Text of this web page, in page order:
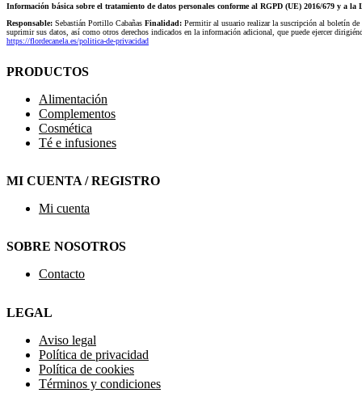
Información básica sobre el tratamiento de datos personales conforme al RGPD (UE) 2016/679 y a la
Responsable: Sebastián Portillo Cabañas Finalidad: Permitir al usuario realizar la suscripción al boletín
suprimir sus datos, así como otros derechos indicados en la información adicional, que puede ejercer
https://flordecanela.es/politica-de-privacidad
PRODUCTOS
Alimentación
Complementos
Cosmética
Té e infusiones
MI CUENTA / REGISTRO
Mi cuenta
SOBRE NOSOTROS
Contacto
LEGAL
Aviso legal
Política de privacidad
Política de cookies
Términos y condiciones